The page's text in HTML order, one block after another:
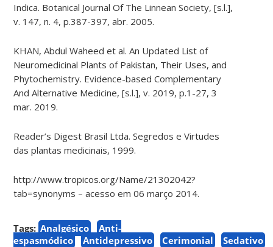
Indica. Botanical Journal Of The Linnean Society, [s.l.],
v. 147, n. 4, p.387-397, abr. 2005.
KHAN, Abdul Waheed et al. An Updated List of
Neuromedicinal Plants of Pakistan, Their Uses, and
Phytochemistry. Evidence-based Complementary
And Alternative Medicine, [s.l.], v. 2019, p.1-27, 3
mar. 2019.
Reader’s Digest Brasil Ltda. Segredos e Virtudes
das plantas medicinais, 1999.
http://www.tropicos.org/Name/21302042?
tab=synonyms – acesso em 06 março 2014.
Tags: Analgésico
Anti-
espasmódico
Antidepressivo Cerimonial Sedativo